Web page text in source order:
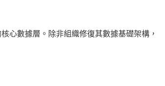
心數據層。除非組織修復其數據基礎架構，